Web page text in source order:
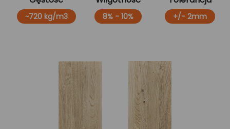
~720 kg/m3 8% - 10% +/- 2mm